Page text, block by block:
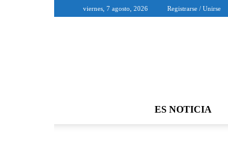
viernes, 7 agosto, 2026 Registrarse / Unirse
ES NOTICIA